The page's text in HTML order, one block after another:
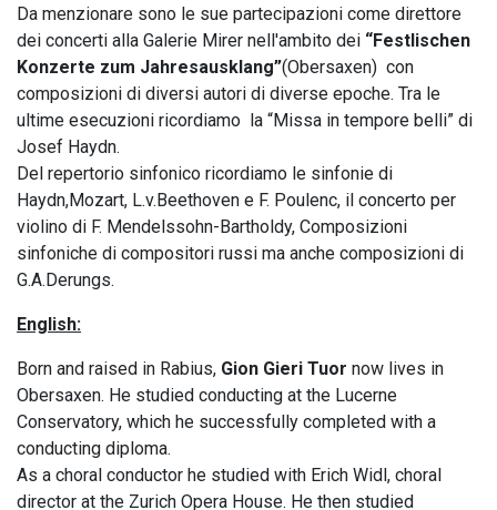
Da menzionare sono le sue partecipazioni come direttore
dei concerti alla Galerie Mirer nell'ambito dei “Festlischen
Konzerte zum Jahresausklang”(Obersaxen) con
composizioni di diversi autori di diverse epoche. Tra le
ultime esecuzioni ricordiamo la “Missa in tempore belli” di
Josef Haydn.
Del repertorio sinfonico ricordiamo le sinfonie di
Haydn,Mozart, L.v.Beethoven e F. Poulenc, il concerto per
violino di F. Mendelssohn-Bartholdy, Composizioni
sinfoniche di compositori russi ma anche composizioni di
G.A.Derungs.
English:
Born and raised in Rabius, Gion Gieri Tuor now lives in
Obersaxen. He studied conducting at the Lucerne
Conservatory, which he successfully completed with a
conducting diploma.
As a choral conductor he studied with Erich Widl, choral
director at the Zurich Opera House. He then studied